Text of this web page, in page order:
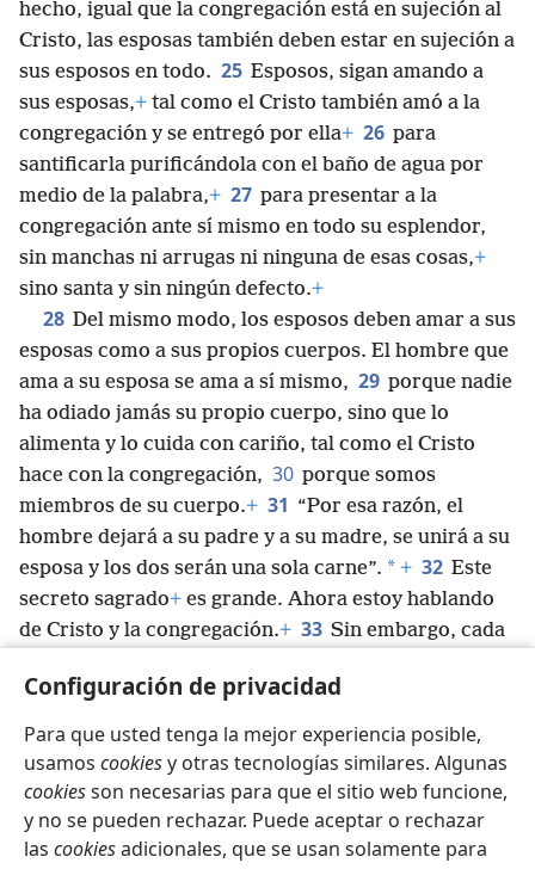
Configuración de privacidad
Para que usted tenga la mejor experiencia posible,
usamos cookiesy otras tecnologías similares. Algunas
cookiesson necesarias para que el sitio web funcione,
y no se pueden rechazar. Puede aceptar o rechazar
las cookiesadicionales, que se usan solamente para
hecho, igual que la congregación está en sujeción al
Cristo, las esposas también deben estar en sujeción a
sus esposos en todo. 25 Esposos, sigan amando a
sus esposas,+ tal como el Cristo también amó a la
congregación y se entregó por ella+ 26 para
santificarla purificándola con el baño de agua por
medio de la palabra,+ 27 para presentar a la
congregación ante sí mismo en todo su esplendor,
sin manchas ni arrugas ni ninguna de esas cosas,+
sino santa y sin ningún defecto.+
28 Del mismo modo, los esposos deben amar a sus
esposas como a sus propios cuerpos. El hombre que
ama a su esposa se ama a sí mismo, 29 porque nadie
ha odiado jamás su propio cuerpo, sino que lo
alimenta y lo cuida con cariño, tal como el Cristo
hace con la congregación, 30 porque somos
miembros de su cuerpo.+ 31 “Por esa razón, el
hombre dejará a su padre y a su madre, se unirá a su
esposa y los dos serán una sola carne”. * + 32 Este
secreto sagrado+ es grande. Ahora estoy hablando
de Cristo y la congregación.+ 33 Sin embargo, cada
ama a sí mismo. A su vez, la esposa debe tenerle
profundo respeto a su esposo.
Español Compartir Configuración